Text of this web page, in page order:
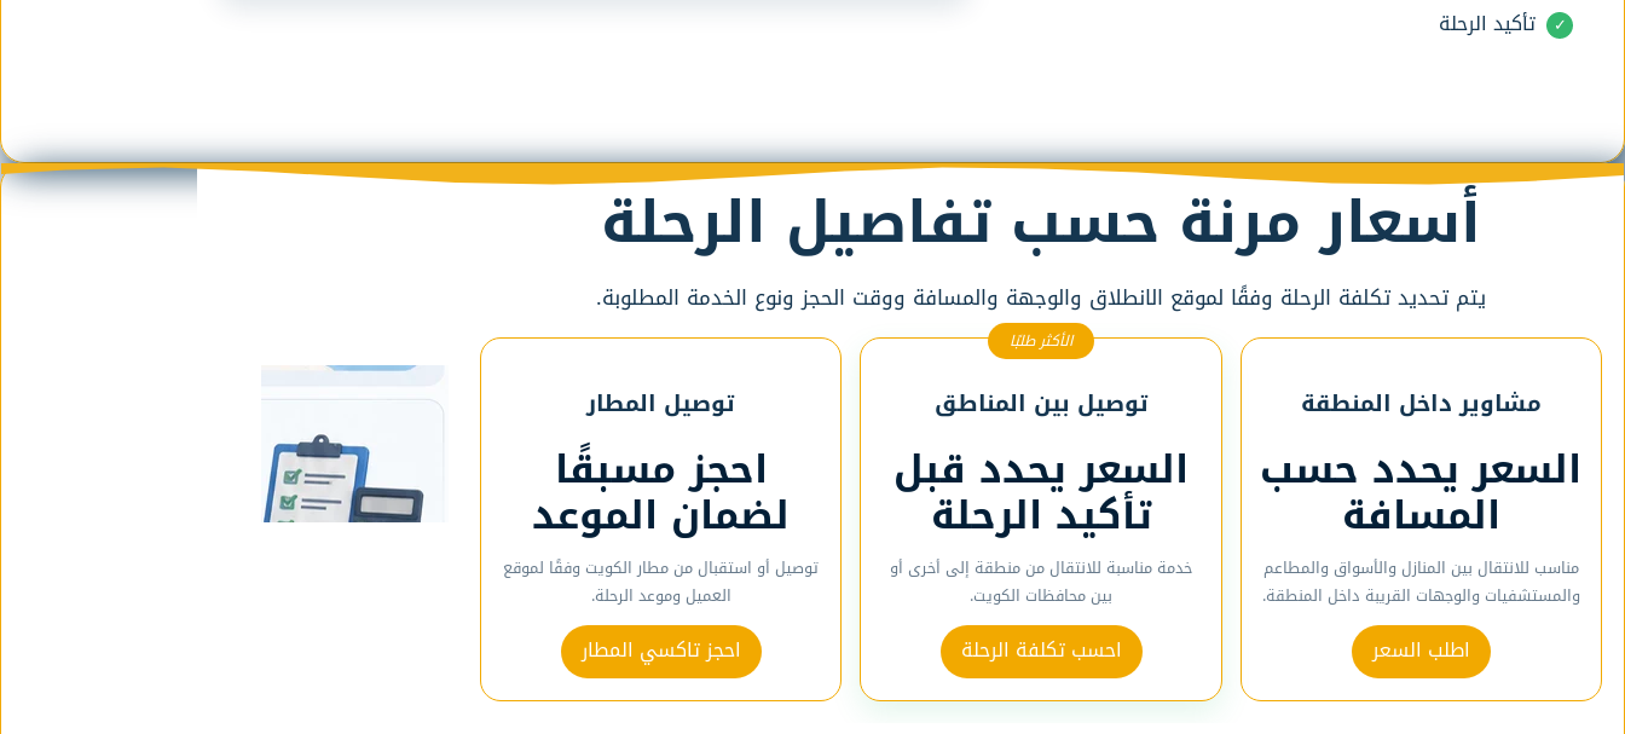
تأكيد الرحلة
أسعار مرنة حسب تفاصيل الرحلة
يتم تحديد تكلفة الرحلة وفقًا لموقع الانطلاق والوجهة والمسافة ووقت الحجز ونوع الخدمة المطلوبة.
مشاوير داخل المنطقة
السعر يحدد حسب
المسافة
مناسب للانتقال بين المنازل والأسواق والمطاعم
والمستشفيات والوجهات القريبة داخل المنطقة.
اطلب السعر
الأكثر طلبًا
توصيل بين المناطق
السعر يحدد قبل
تأكيد الرحلة
خدمة مناسبة للانتقال من منطقة إلى أخرى أو
بين محافظات الكويت.
احسب تكلفة الرحلة
توصيل المطار
احجز مسبقًا
لضمان الموعد
توصيل أو استقبال من مطار الكويت وفقًا لموقع
العميل وموعد الرحلة.
احجز تاكسي المطار